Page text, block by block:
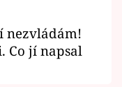
nezvládám!
Co jí napsal